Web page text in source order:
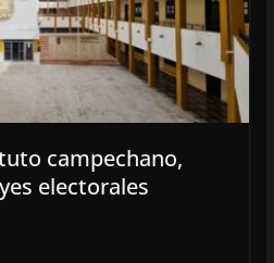
campechano,
electorales